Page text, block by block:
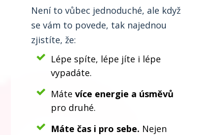
Není to vůbec jednoduché, ale když
se vám to povede, tak najednou
zjistíte, že:
Lépe spíte, lépe jíte i lépe
vypadáte.
Máte více energie a úsměvů
pro druhé.
Máte čas i pro sebe. Nejen